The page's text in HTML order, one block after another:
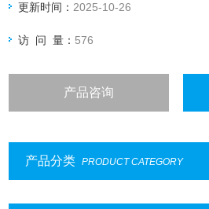
更新时间： 2025-10-26
访 问 量： 576
产品咨询
产品分类 PRODUCT CATEGORY